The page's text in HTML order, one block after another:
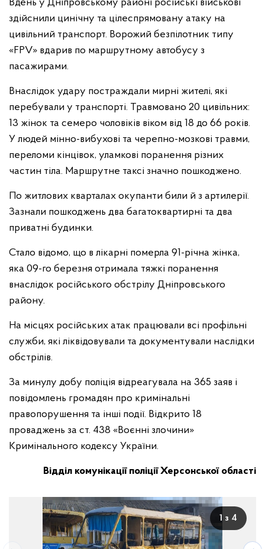
Вдень у Дніпровському районі російські військові
здійснили цинічну та цілеспрямовану атаку на
цивільний транспорт. Ворожий безпілотник типу
«FPV» вдарив по маршрутному автобусу з
пасажирами.
Внаслідок удару постраждали мирні жителі, які
перебували у транспорті. Травмовано 20 цивільних:
13 жінок та семеро чоловіків віком від 18 до 66 років.
У людей мінно-вибухові та черепно-мозкові травми,
переломи кінцівок, уламкові поранення різних
частин тіла. Маршрутне таксі значно пошкоджено.
По житлових кварталах окупанти били й з артилерії.
Зазнали пошкоджень два багатоквартирні та два
приватні будинки.
Стало відомо, що в лікарні померла 91-річна жінка,
яка 09-го березня отримала тяжкі поранення
внаслідок російського обстрілу Дніпровського
району.
На місцях російських атак працювали всі профільні
служби, які ліквідовували та документували наслідки
обстрілів.
За минулу добу поліція відреагувала на 365 заяв і
повідомлень громадян про кримінальні
правопорушення та інші події. Відкрито 18
проваджень за ст. 438 «Воєнні злочини»
Кримінального кодексу України.
Відділ комунікації поліції Херсонської області
1 з 4